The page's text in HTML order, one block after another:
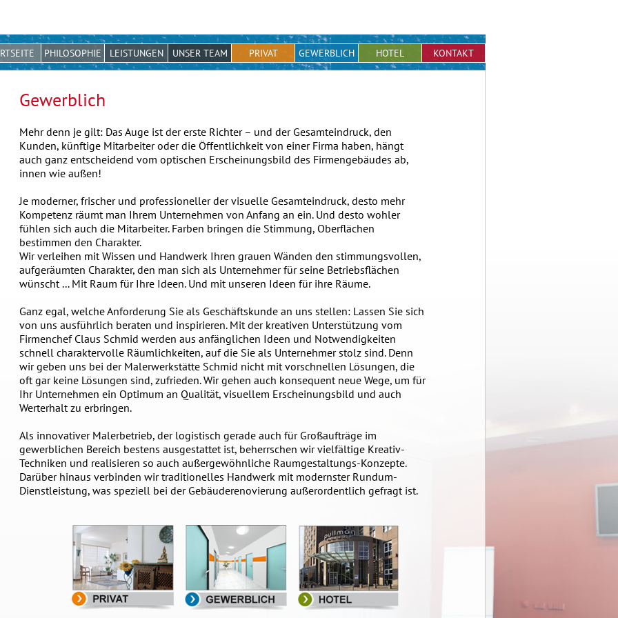
PHILOSOPHIE LEISTUNGEN UNSER TEAM PRIVAT GEWERBLICH HOTEL KONTAKT
Gewerblich
Mehr denn je gilt: Das Auge ist der erste Richter – und der Gesamteindruck, den
Kunden, künftige Mitarbeiter oder die Öffentlichkeit von einer Firma haben, hängt
auch ganz entscheidend vom optischen Erscheinungsbild des Firmengebäudes ab,
innen wie außen!
Je moderner, frischer und professioneller der visuelle Gesamteindruck, desto mehr
Kompetenz räumt man Ihrem Unternehmen von Anfang an ein. Und desto wohler
fühlen sich auch die Mitarbeiter. Farben bringen die Stimmung, Oberflächen
bestimmen den Charakter.
Wir verleihen mit Wissen und Handwerk Ihren grauen Wänden den stimmungsvollen,
aufgeräumten Charakter, den man sich als Unternehmer für seine Betriebsflächen
wünscht ... Mit Raum für Ihre Ideen. Und mit unseren Ideen für ihre Räume.
Ganz egal, welche Anforderung Sie als Geschäftskunde an uns stellen: Lassen Sie sich
von uns ausführlich beraten und inspirieren. Mit der kreativen Unterstützung vom
Firmenchef Claus Schmid werden aus anfänglichen Ideen und Notwendigkeiten
schnell charaktervolle Räumlichkeiten, auf die Sie als Unternehmer stolz sind. Denn
wir geben uns bei der Malerwerkstätte Schmid nicht mit vorschnellen Lösungen, die
oft gar keine Lösungen sind, zufrieden. Wir gehen auch konsequent neue Wege, um für
Ihr Unternehmen ein Optimum an Qualität, visuellem Erscheinungsbild und auch
Werterhalt zu erbringen.
Als innovativer Malerbetrieb, der logistisch gerade auch für Großaufträge im
gewerblichen Bereich bestens ausgestattet ist, beherrschen wir vielfältige Kreativ-
Techniken und realisieren so auch außergewöhnliche Raumgestaltungs-Konzepte.
Darüber hinaus verbinden wir traditionelles Handwerk mit modernster Rundum-
Dienstleistung, was speziell bei der Gebäuderenovierung außerordentlich gefragt ist.